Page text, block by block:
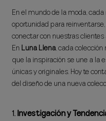
En el mundo de la moda,
oportunidad para
conectar con nuestras
En Luna Llena, cada
que la inspiración se une a la
únicas y originales. Hoy te
del diseño de una nueva
1.Investigación y